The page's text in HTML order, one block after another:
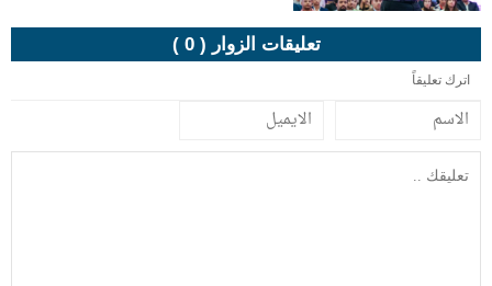
تعليقات الزوار ( 0 )
اترك تعليقاً